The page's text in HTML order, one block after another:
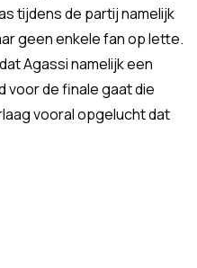
tijdens de partij namelijk
geen enkele fan op lette.
Agassi namelijk een
voor de finale gaat die
vooral opgelucht dat